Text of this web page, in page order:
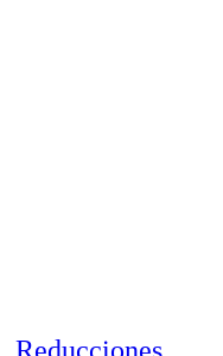
Reducciones